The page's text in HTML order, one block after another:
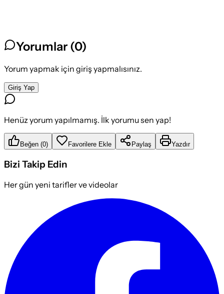
Yorumlar (0)
Yorum yapmak için giriş yapmalısınız.
Giriş Yap
Henüz yorum yapılmamış. İlk yorumu sen yap!
Beğen (0) Favorilere Ekle Paylaş Yazdır
Bizi Takip Edin
Her gün yeni tarifler ve videolar